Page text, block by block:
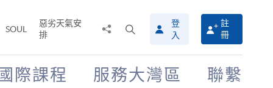
SOUL
惡劣天氣安
排
搜
尋
介
登
入
註
冊
際課程 服務大灣區 聯繫